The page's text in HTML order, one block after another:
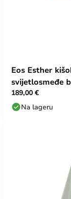
Eos Esther
svijetlosmeđe
189,00 €
Na lageru